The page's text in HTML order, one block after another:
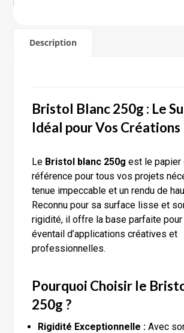
Description
Bristol Blanc 250g : Le
Idéal pour Vos Créations
Le Bristol blanc 250g est le papier
référence pour tous vos projets
tenue impeccable et un rendu de
Reconnu pour sa surface lisse et
rigidité, il offre la base parfaite pour
éventail d’applications créatives et
professionnelles.
Pourquoi Choisir le
250g ?
Rigidité Exceptionnelle : Avec